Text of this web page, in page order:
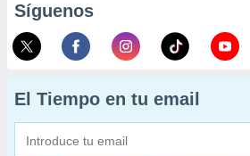
Síguenos
El Tiempo en tu email